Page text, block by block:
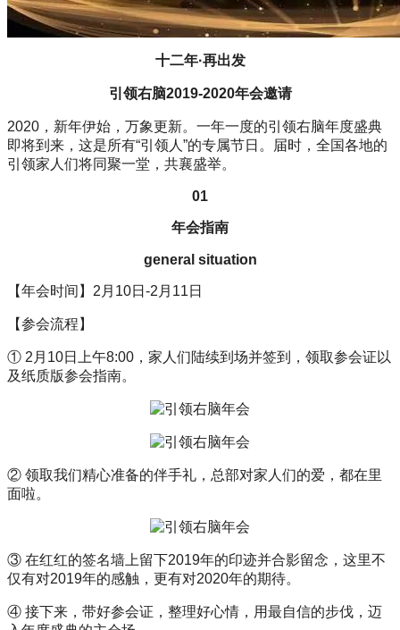
十二年·再出发
引领右脑2019-2020年会邀请
2020，新年伊始，万象更新。一年一度的引领右脑年度盛典
即将到来，这是所有“引领人”的专属节日。届时，全国各地的
引领家人们将同聚一堂，共襄盛举。
01
年会指南
general situation
【年会时间】2月10日-2月11日
【参会流程】
① 2月10日上午8:00，家人们陆续到场并签到，领取参会证以
及纸质版参会指南。
② 领取我们精心准备的伴手礼，总部对家人们的爱，都在里
面啦。
③ 在红红的签名墙上留下2019年的印迹并合影留念，这里不
仅有对2019年的感触，更有对2020年的期待。
④ 接下来，带好参会证，整理好心情，用最自信的步伐，迈